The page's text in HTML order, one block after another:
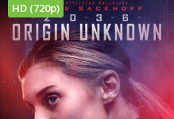
HD (720p)